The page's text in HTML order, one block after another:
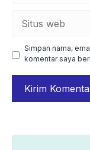
web
Simpan nama,
komentar saya